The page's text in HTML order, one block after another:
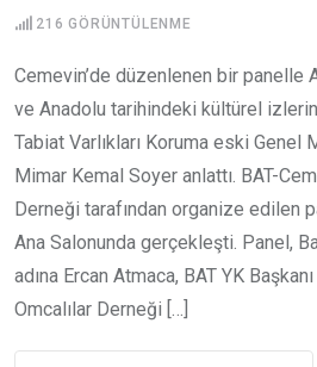
216 GÖRÜNTÜLENME
Cemevin’de düzenlenen bir
ve Anadolu tarihindeki kültürel
Tabiat Varlıkları Koruma eski Genel
Mimar Kemal Soyer anlattı. BAT-
Derneği tarafından organize edilen
Ana Salonunda gerçekleşti. Panel,
adına Ercan Atmaca, BAT YK
Omcalılar Derneği […]